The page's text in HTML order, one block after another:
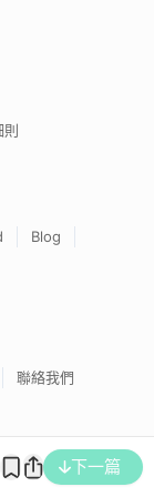
下一篇
則
Blog
聯絡我們